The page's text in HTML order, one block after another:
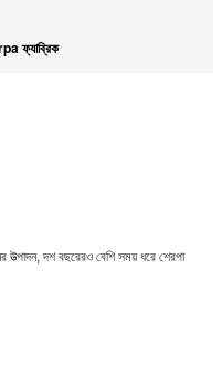
ফ্যাব্রিক
উত্পাদন, দশ বছরেরও বেশি সময় ধরে শেরপা